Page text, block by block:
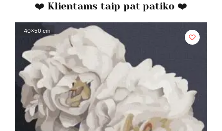
❤️ Klientams taip pat patiko ❤️
40x50 cm